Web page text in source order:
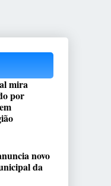
mira
por
novo
da